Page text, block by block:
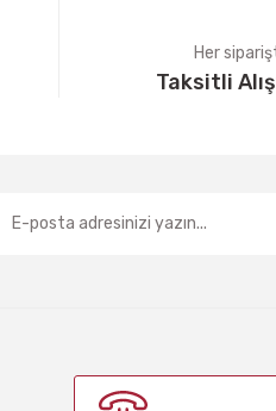
Her
Taksitli